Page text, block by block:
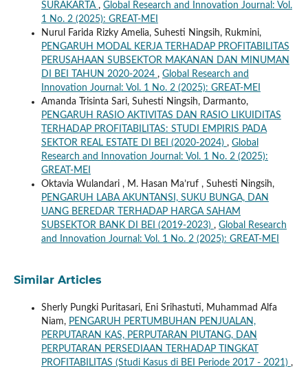
SURAKARTA , Global Research and Innovation Journal: Vol.
1 No. 2 (2025): GREAT-MEI
Nurul Farida Rizky Amelia, Suhesti Ningsih, Rukmini,
PENGARUH MODAL KERJA TERHADAP PROFITABILITAS
PERUSAHAAN SUBSEKTOR MAKANAN DAN MINUMAN
DI BEI TAHUN 2020-2024 , Global Research and
Innovation Journal: Vol. 1 No. 2 (2025): GREAT-MEI
Amanda Trisinta Sari, Suhesti Ningsih, Darmanto,
PENGARUH RASIO AKTIVITAS DAN RASIO LIKUIDITAS
TERHADAP PROFITABILITAS: STUDI EMPIRIS PADA
SEKTOR REAL ESTATE DI BEI (2020-2024) , Global
Research and Innovation Journal: Vol. 1 No. 2 (2025):
GREAT-MEI
Oktavia Wulandari , M. Hasan Ma’ruf , Suhesti Ningsih,
PENGARUH LABA AKUNTANSI, SUKU BUNGA, DAN
UANG BEREDAR TERHADAP HARGA SAHAM
SUBSEKTOR BANK DI BEI (2019-2023) , Global Research
and Innovation Journal: Vol. 1 No. 2 (2025): GREAT-MEI
Similar Articles
Sherly Pungki Puritasari, Eni Srihastuti, Muhammad Alfa
Niam, PENGARUH PERTUMBUHAN PENJUALAN,
PERPUTARAN KAS, PERPUTARAN PIUTANG, DAN
PERPUTARAN PERSEDIAAN TERHADAP TINGKAT
PROFITABILITAS (Studi Kasus di BEI Periode 2017 - 2021) ,